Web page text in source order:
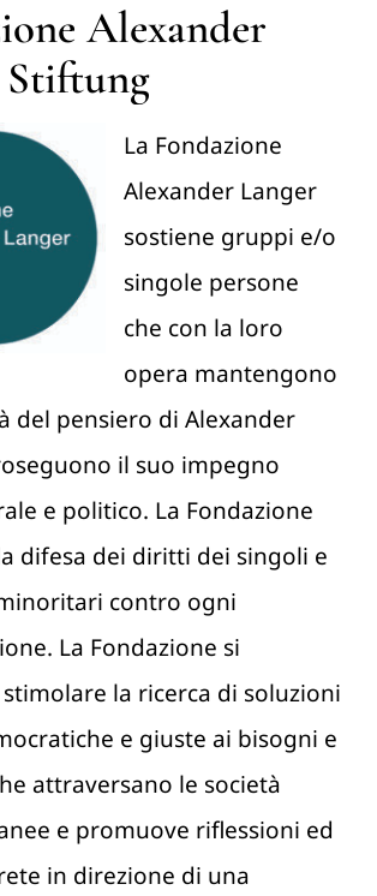
Alexander
Stiftung
La Fondazione
Alexander Langer
sostiene gruppi e/o
singole persone
che con la loro
opera mantengono
del pensiero di Alexander
il suo impegno
e politico. La Fondazione
difesa dei diritti dei singoli e
contro ogni
La Fondazione si
la ricerca di soluzioni
e giuste ai bisogni e
attraversano le società
e promuove riflessioni ed
in direzione di una